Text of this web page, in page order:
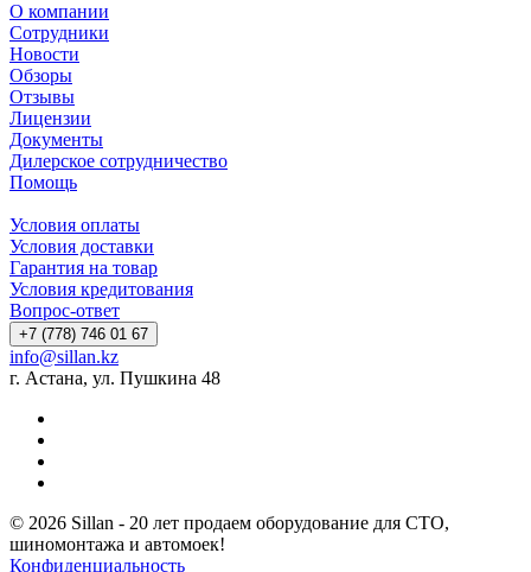
О компании
Сотрудники
Новости
Обзоры
Отзывы
Лицензии
Документы
Дилерское сотрудничество
Помощь
Условия оплаты
Условия доставки
Гарантия на товар
Условия кредитования
Вопрос-ответ
+7 (778) 746 01 67
info@sillan.kz
г. Астана, ул. Пушкина 48
© 2026 Sillan - 20 лет продаем оборудование для СТО,
шиномонтажа и автомоек!
Конфиденциальность